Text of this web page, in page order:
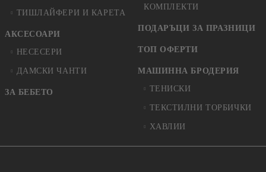
ТИШЛАЙФЕРИ И КАРЕТА
АКСЕСОАРИ
НЕСЕСЕРИ
ДАМСКИ ЧАНТИ
ЗА БЕБЕТО
КОМПЛЕКТИ
ПОДАРЪЦИ ЗА ПРАЗНИЦИ
ТОП ОФЕРТИ
МАШИННА БРОДЕРИЯ
ТЕНИСКИ
ТЕКСТИЛНИ ТОРБИЧКИ
ХАВЛИИ